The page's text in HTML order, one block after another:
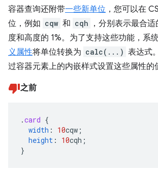
容器查询还附带一些新单位 ，您可以在
位，例如 cqw 和 cqh
，分别表示最合
度和高度的 1%。为了支持这些功能，系
义属性将单位转换为 calc(...) 表达式
过容器元素上的内嵌样式设置这些属性的
之前
.card {
width : 10cqw ;
height : 10cqh ;
}